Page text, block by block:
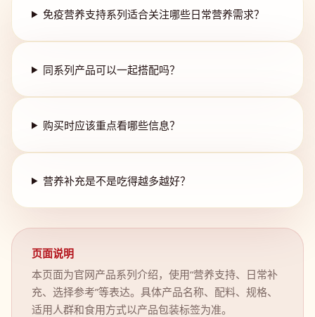
免疫营养支持系列适合关注哪些日常营养需求？
同系列产品可以一起搭配吗？
购买时应该重点看哪些信息？
营养补充是不是吃得越多越好？
页面说明
本页面为官网产品系列介绍，使用“营养支持、日常补
充、选择参考”等表达。具体产品名称、配料、规格、
适用人群和食用方式以产品包装标签为准。